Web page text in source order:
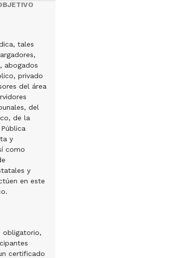
tales
abogados
privado
del área
del
de la
y
como
y
en este
obligatorio,
certificado